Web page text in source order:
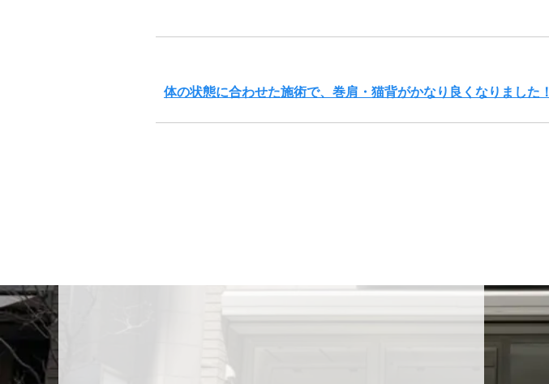
体の状態に合わせた施術で、巻肩・猫背がかなり良くなりました！